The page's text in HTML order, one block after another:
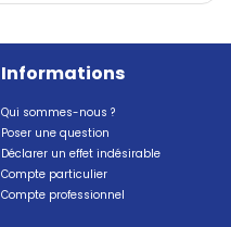
Informations
Qui sommes-nous ?
Poser une question
Déclarer un effet indésirable
Compte particulier
Compte professionnel